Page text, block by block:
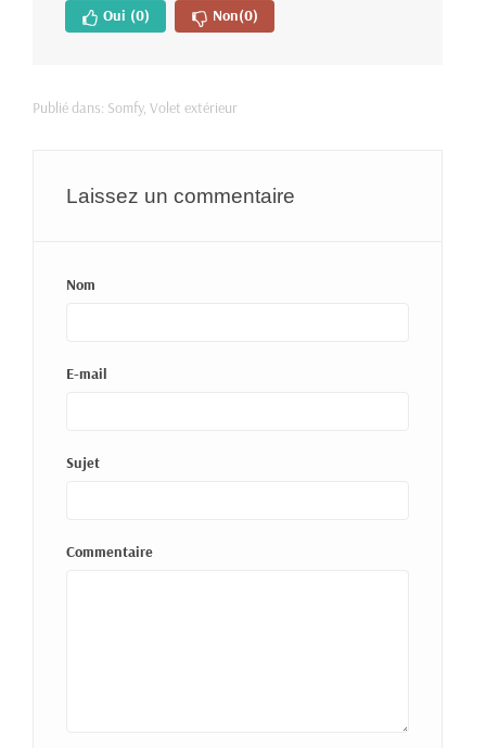
Oui (0) Non(0)
Publié dans: Somfy, Volet extérieur
Laissez un commentaire
Nom
E-mail
Sujet
Commentaire